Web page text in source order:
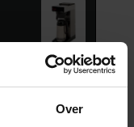
Over